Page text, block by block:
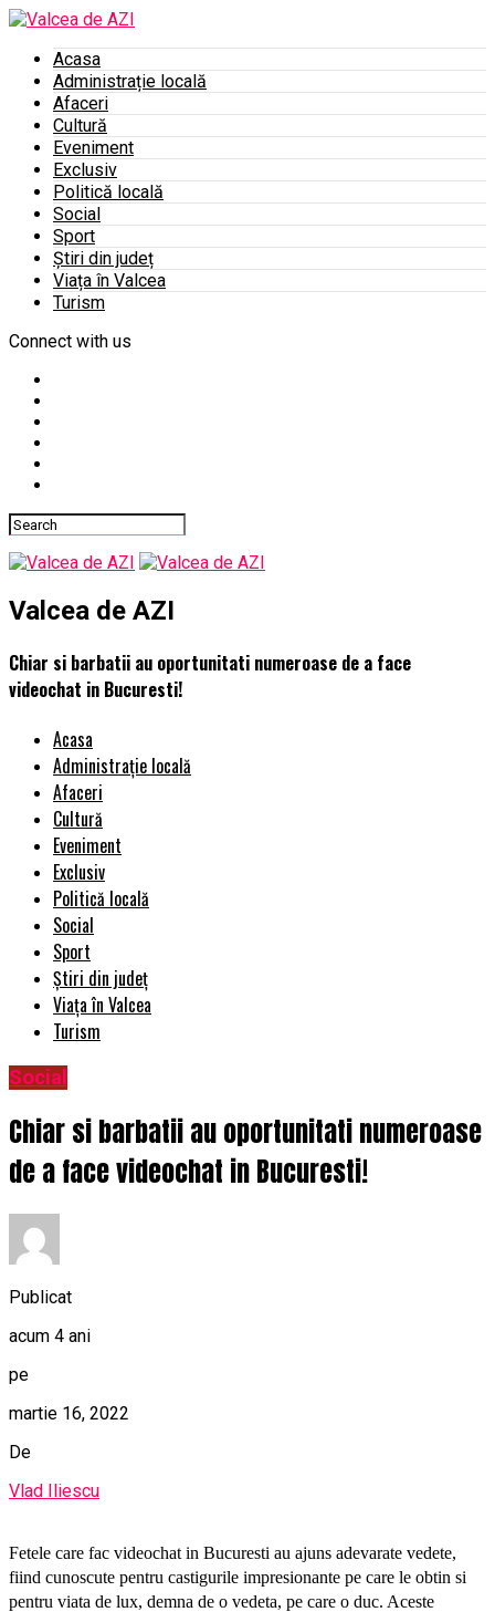
Acasa
Administrație locală
Afaceri
Cultură
Eveniment
Exclusiv
Politică locală
Social
Sport
Știri din județ
Viața în Valcea
Turism
Connect with us
Valcea de AZI
Chiar si barbatii au oportunitati numeroase de a face
videochat in Bucuresti!
Acasa
Administrație locală
Afaceri
Cultură
Eveniment
Exclusiv
Politică locală
Social
Sport
Știri din județ
Viața în Valcea
Turism
Social
Chiar si barbatii au oportunitati numeroase
de a face videochat in Bucuresti!
Publicat
acum 4 ani
pe
martie 16, 2022
De
Vlad Iliescu
Fetele care fac videochat in Bucuresti au ajuns adevarate vedete,
fiind cunoscute pentru castigurile impresionante pe care le obtin si
pentru viata de lux, demna de o vedeta, pe care o duc. Aceste